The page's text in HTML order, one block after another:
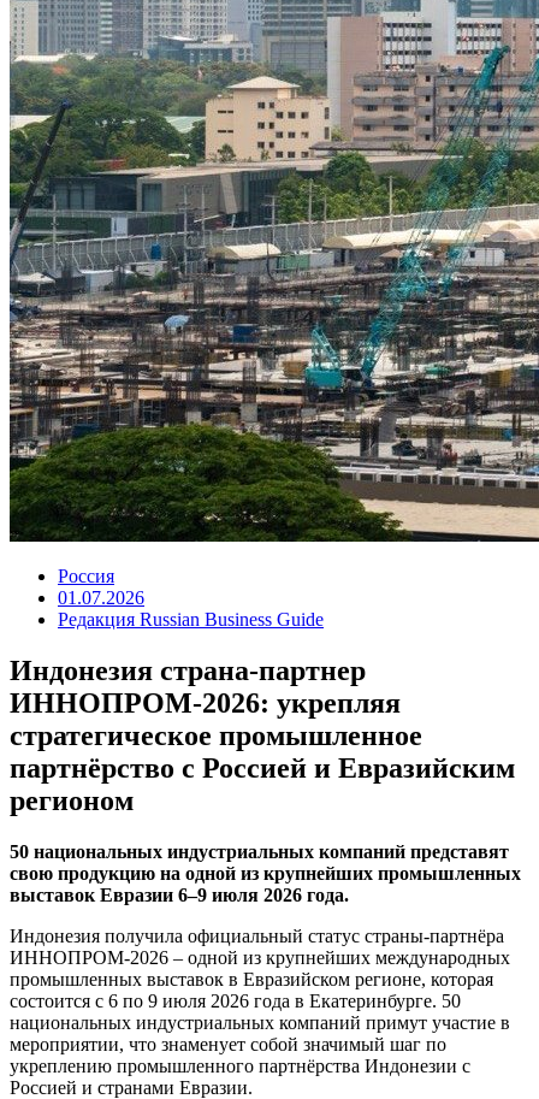
Россия
01.07.2026
Редакция Russian Business Guide
Индонезия страна-партнер
ИННОПРОМ-2026: укрепляя
стратегическое промышленное
партнёрство с Россией и Евразийским
регионом
50 национальных индустриальных компаний представят
свою продукцию на одной из крупнейших промышленных
выставок Евразии 6–9 июля 2026 года.
Индонезия получила официальный статус страны-партнёра
ИННОПРОМ-2026 – одной из крупнейших международных
промышленных выставок в Евразийском регионе, которая
состоится с 6 по 9 июля 2026 года в Екатеринбурге. 50
национальных индустриальных компаний примут участие в
мероприятии, что знаменует собой значимый шаг по
укреплению промышленного партнёрства Индонезии с
Россией и странами Евразии.